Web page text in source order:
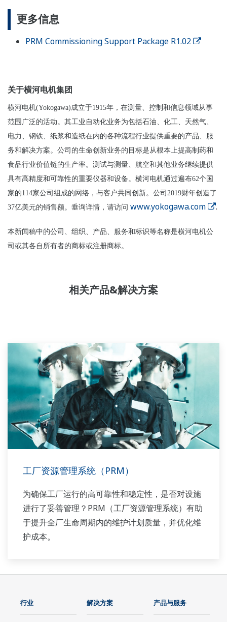
更多信息
PRM Commissioning Support Package R1.02
关于横河电机集团
横河电机(Yokogawa)成立于1915年，在测量、控制和信息领域从事
范围广泛的活动。其工业自动化业务为包括石油、化工、天然气、
电力、钢铁、纸浆和造纸在内的各种流程行业提供重要的产品、服
务和解决方案。公司的生命创新业务的目标是从根本上提高制药和
食品行业价值链的生产率。测试与测量、航空和其他业务继续提供
具有高精度和可靠性的重要仪器和设备。横河电机通过遍布62个国
家的114家公司组成的网络，与客户共同创新。公司2019财年创造了
37亿美元的销售额。垂询详情，请访问 www.yokogawa.com .
本新闻稿中的公司、组织、产品、服务和标识等名称是横河电机公
司或其各自所有者的商标或注册商标。
相关产品&解决方案
工厂资源管理系统（PRM）
为确保工厂运行的高可靠性和稳定性，是否对设施
进行了妥善管理？PRM（工厂资源管理系统）有助
于提升全厂生命周期内的维护计划质量，并优化维
护成本。
行业 解决方案 产品与服务